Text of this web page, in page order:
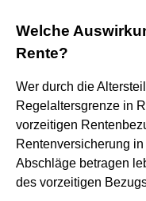
Welche
Rente?
Wer durch die
Regelaltersgrenze in
vorzeitigen
Rentenversicherung
Abschläge betragen
des vorzeitigen